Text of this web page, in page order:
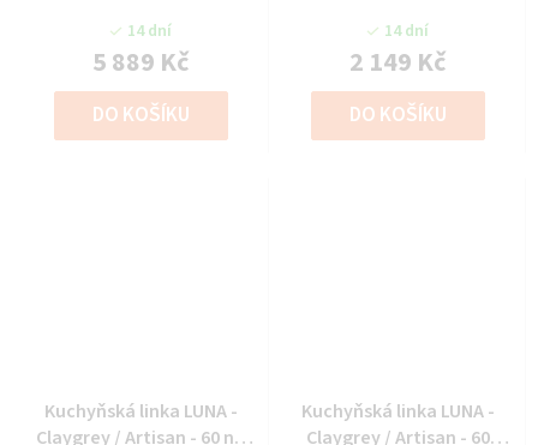
14 dní
5 889 Kč
DO KOŠÍKU
14 dní
2 149 Kč
DO KOŠÍKU
Kuchyňská linka LUNA -
Claygrey / Artisan - 60 na
Kuchyňská linka LUNA -
Claygrey / Artisan - 60